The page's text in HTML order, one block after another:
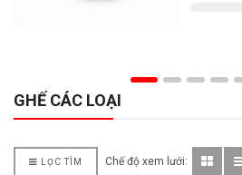
GHẾ CÁC LOẠI
LỌC TÌM Chế độ xem lưới: